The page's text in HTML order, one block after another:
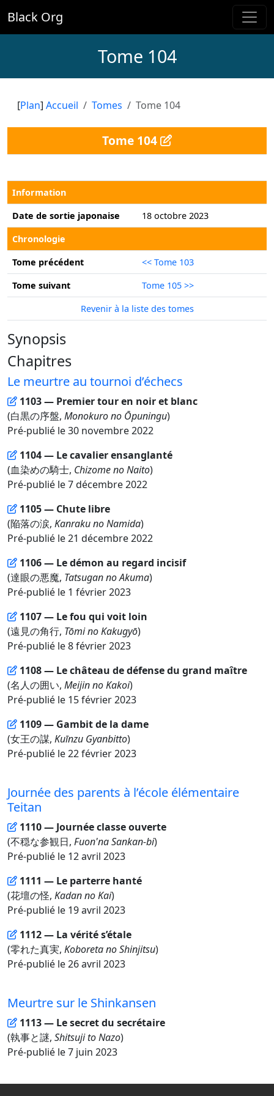
Black Org
Tome 104
[Plan] Accueil Tomes Tome 104
Synopsis
Chapitres
Le meurtre au tournoi d’échecs
1103 — Premier tour en noir et blanc
(白黒の序盤, Monokuro no Ōpuningu)
Pré-publié le 30 novembre 2022
1104 — Le cavalier ensanglanté
(血染めの騎士, Chizome no Naito)
Pré-publié le 7 décembre 2022
1105 — Chute libre
(陥落の涙, Kanraku no Namida)
Pré-publié le 21 décembre 2022
1106 — Le démon au regard incisif
(達眼の悪魔, Tatsugan no Akuma)
Pré-publié le 1 février 2023
1107 — Le fou qui voit loin
(遠見の角行, Tōmi no Kakugyō)
Pré-publié le 8 février 2023
1108 — Le château de défense du grand maître
(名人の囲い, Meijin no Kakoi)
Pré-publié le 15 février 2023
1109 — Gambit de la dame
(女王の謀, Kuīnzu Gyanbitto)
Pré-publié le 22 février 2023
Journée des parents à l’école élémentaire
Teitan
1110 — Journée classe ouverte
(不穏な参観日, Fuon'na Sankan-bi)
Pré-publié le 12 avril 2023
1111 — Le parterre hanté
(花壇の怪, Kadan no Kai)
Pré-publié le 19 avril 2023
1112 — La vérité s’étale
(零れた真実, Koboreta no Shinjitsu)
Pré-publié le 26 avril 2023
Meurtre sur le Shinkansen
1113 — Le secret du secrétaire
(執事と謎, Shitsuji to Nazo)
Pré-publié le 7 juin 2023
Tome 104
Information
Date de sortie japonaise
18 octobre 2023
Chronologie
Tome précédent
<< Tome 103
Tome suivant
Tome 105 >>
Revenir à la liste des tomes